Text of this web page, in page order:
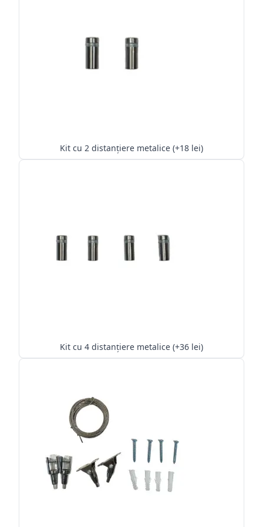
Kit cu 2 distanțiere metalice (+18 lei)
Kit cu 4 distanțiere metalice (+36 lei)